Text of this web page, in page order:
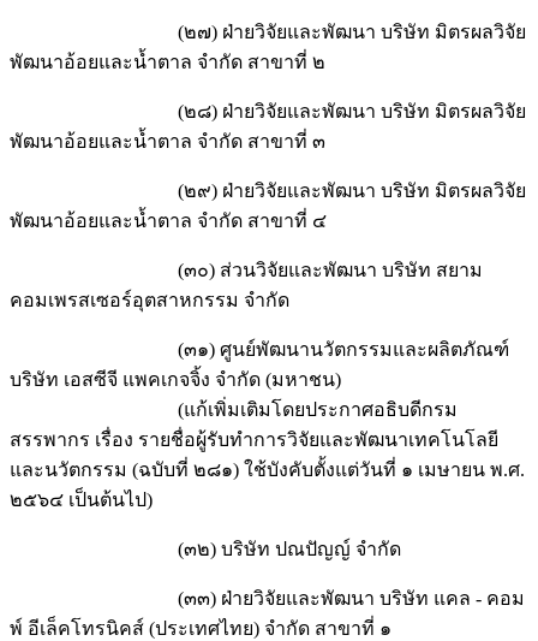
(๒๗) ฝ่ายวิจัยและพัฒนา บริษัท มิตรผลวิจัย
พัฒนาอ้อยและน้ำตาล จำกัด สาขาที่ ๒
(๒๘) ฝ่ายวิจัยและพัฒนา บริษัท มิตรผลวิจัย
พัฒนาอ้อยและน้ำตาล จำกัด สาขาที่ ๓
(๒๙) ฝ่ายวิจัยและพัฒนา บริษัท มิตรผลวิจัย
พัฒนาอ้อยและน้ำตาล จำกัด สาขาที่ ๔
(๓๐) ส่วนวิจัยและพัฒนา บริษัท สยาม
คอมเพรสเซอร์อุตสาหกรรม จำกัด
(๓๑) ศูนย์พัฒนานวัตกรรมและผลิตภัณฑ์
บริษัท เอสซีจี แพคเกจจิ้ง จำกัด (มหาชน)
(แก้เพิ่มเติมโดยประกาศอธิบดีกรม
สรรพากร เรื่อง รายชื่อผู้รับทำการวิจัยและพัฒนาเทคโนโลยี
และนวัตกรรม (ฉบับที่ ๒๘๑) ใช้บังคับตั้งแต่วันที่ ๑ เมษายน พ.ศ.
๒๕๖๔ เป็นต้นไป)
(๓๒) บริษัท ปณปัญญ์ จำกัด
(๓๓) ฝ่ายวิจัยและพัฒนา บริษัท แคล - คอม
พ์ อีเล็คโทรนิคส์ (ประเทศไทย) จำกัด สาขาที่ ๑